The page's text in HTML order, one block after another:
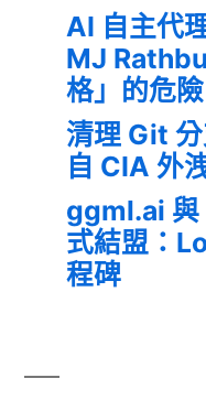
AI 自主代
MJ
格」的危險
清理 Git
自 CIA 外
ggml.ai
式結盟：
程碑